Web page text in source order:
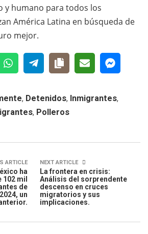
y humano para todos los
América Latina en búsqueda de
mejor.
, Detenidos, Inmigrantes,
, Polleros
ARTICLE
ha
mil
de
un
NEXT ARTICLE
La frontera en crisis:
Análisis del sorprendente
descenso en cruces
migratorios y sus
implicaciones.